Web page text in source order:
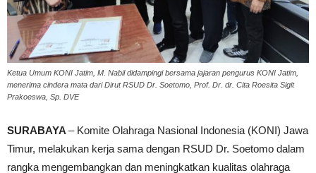
Ketua Umum KONI Jatim, M. Nabil didampingi bersama jajaran pengurus KONI Jatim,
menerima cindera mata dari Dirut RSUD Dr. Soetomo, Prof. Dr. dr. Cita Roesita Sigit
Prakoeswa, Sp. DVE
SURABAYA – Komite Olahraga Nasional Indonesia (KONI) Jawa
Timur, melakukan kerja sama dengan RSUD Dr. Soetomo dalam
rangka mengembangkan dan meningkatkan kualitas olahraga